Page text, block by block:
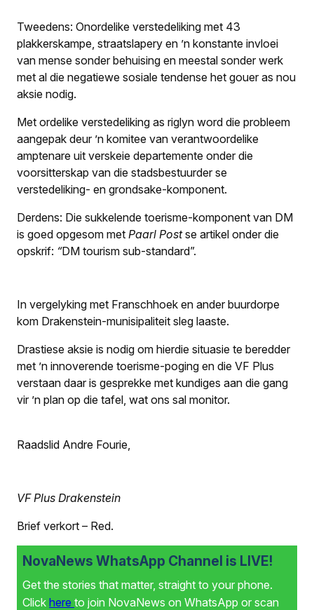
Tweedens: Onordelike verstedeliking met 43
plakkerskampe, straatslapery en ’n konstante invloei
van mense sonder behuising en meestal sonder werk
met al die negatiewe sosiale tendense het gouer as nou
aksie nodig.
Met ordelike verstedeliking as riglyn word die probleem
aangepak deur ’n komitee van verantwoordelike
amptenare uit verskeie departemente onder die
voorsitterskap van die stadsbestuurder se
verstedeliking- en grondsake-komponent.
Derdens: Die sukkelende toerisme-komponent van DM
is goed opgesom met Paarl Postse artikel onder die
opskrif: “DM tourism sub-standard”.
In vergelyking met Franschhoek en ander buurdorpe
kom Drakenstein-munisipaliteit sleg laaste.
Drastiese aksie is nodig om hierdie situasie te beredder
met ’n innoverende toerisme-poging en die VF Plus
verstaan daar is gesprekke met kundiges aan die gang
vir ’n plan op die tafel, wat ons sal monitor.
Raadslid Andre Fourie,
VF Plus Drakenstein
Brief verkort – Red.
NovaNews WhatsApp Channel is LIVE!
Get the stories that matter, straight to your phone.
Click here to join NovaNews on WhatsApp or scan